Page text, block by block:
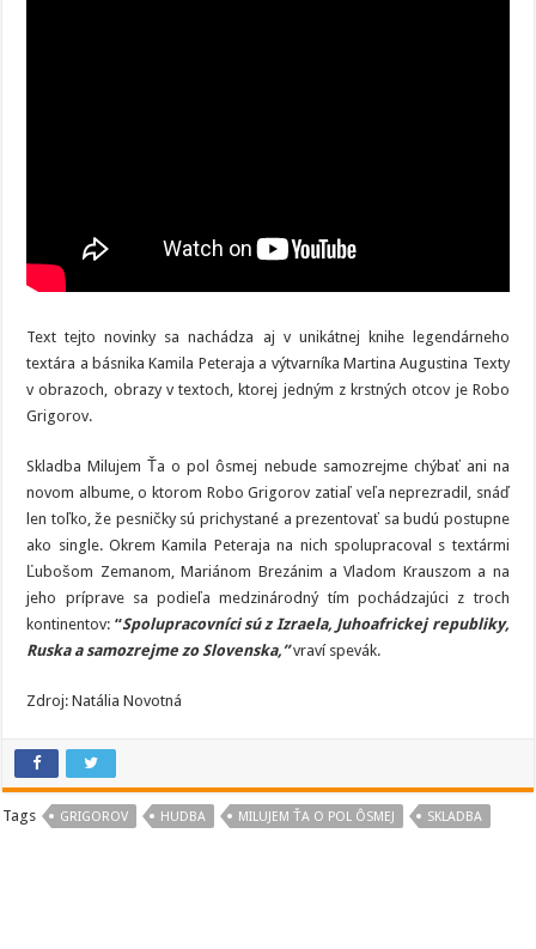
Text tejto novinky sa nachádza aj v unikátnej knihe legendárneho
textára a básnika Kamila Peteraja a výtvarníka Martina Augustina Texty
v obrazoch, obrazy v textoch, ktorej jedným z krstných otcov je Robo
Grigorov.
Skladba Milujem Ťa o pol ôsmej nebude samozrejme chýbať ani na
novom albume, o ktorom Robo Grigorov zatiaľ veľa neprezradil, snáď
len toľko, že pesničky sú prichystané a prezentovať sa budú postupne
ako single. Okrem Kamila Peteraja na nich spolupracoval s textármi
Ľubošom Zemanom, Mariánom Brezánim a Vladom Krauszom a na
jeho príprave sa podieľa medzinárodný tím pochádzajúci z troch
kontinentov: “Spolupracovníci sú z Izraela, Juhoafrickej republiky,
Ruska a samozrejme zo Slovenska,”vraví spevák.
Zdroj: Natália Novotná
Tags GRIGOROV HUDBA MILUJEM ŤA O POL ÔSMEJ SKLADBA